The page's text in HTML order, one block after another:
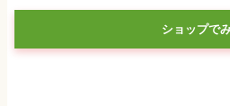
ショップで